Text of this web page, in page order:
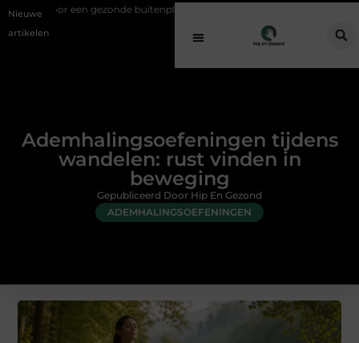
Nieuwe
artikelen
buitenplek Sfeer en comfort zonder gedoe met een elektrische
Ademhalingsoefeningen tijdens
wandelen: rust vinden in
beweging
ADEMHALINGSOEFENINGEN
Gepubliceerd Door Hip En Gezond